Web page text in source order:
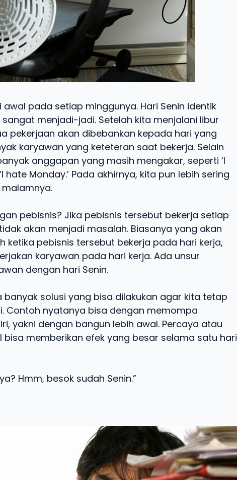
awal pada setiap minggunya. Hari Senin identik
menjadi-jadi. Setelah kita menjalani libur
pekerjaan akan dibebankan kepada hari yang
karyawan yang keteteran saat bekerja. Selain
anggapan yang masih mengakar, seperti ‘I
hate Monday.’ Pada akhirnya, kita pun lebih sering
pebisnis? Jika pebisnis tersebut bekerja setiap
akan menjadi masalah. Biasanya yang akan
ketika pebisnis tersebut bekerja pada hari kerja,
karyawan pada hari kerja. Ada unsur
dengan hari Senin.
banyak solusi yang bisa dilakukan agar kita tetap
Contoh nyatanya bisa dengan memompa
yakni dengan bangun lebih awal. Percaya atau
bisa memberikan efek yang besar selama satu hari
Hmm, besok sudah Senin.”